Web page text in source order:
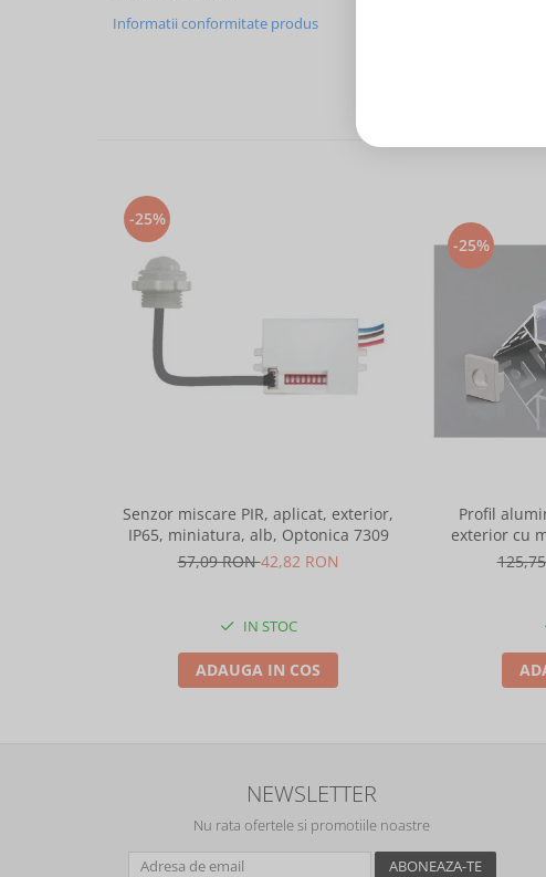
Informatii conformitate produs
-25%
Senzor miscare PIR, aplicat, exterior,
IP65, miniatura, alb, Optonica 7309
57,09 RON42,82 RON
IN STOC
ADAUGA IN COS
-25%
Profil
exterior cu
lungime 2m,
NEWSLETTER
Nu rata ofertele si promotiile noastre